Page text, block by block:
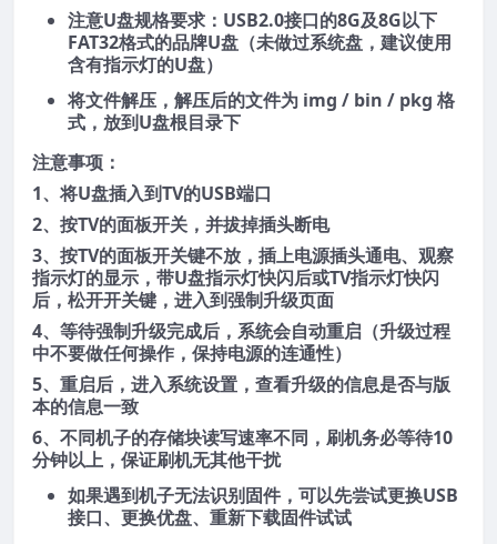
注意U盘规格要求：USB2.0接口的8G及8G以下
FAT32格式的品牌U盘（未做过系统盘，建议使用
含有指示灯的U盘）
将文件解压，解压后的文件为 img / bin / pkg 格
式，放到U盘根目录下
注意事项：
1、将U盘插入到TV的USB端口
2、按TV的面板开关，并拔掉插头断电
3、按TV的面板开关键不放，插上电源插头通电、观察
指示灯的显示，带U盘指示灯快闪后或TV指示灯快闪
后，松开开关键，进入到强制升级页面
4、等待强制升级完成后，系统会自动重启（升级过程
中不要做任何操作，保持电源的连通性）
5、重启后，进入系统设置，查看升级的信息是否与版
本的信息一致
6、不同机子的存储块读写速率不同，刷机务必等待10
分钟以上，保证刷机无其他干扰
如果遇到机子无法识别固件，可以先尝试更换USB
接口、更换优盘、重新下载固件试试